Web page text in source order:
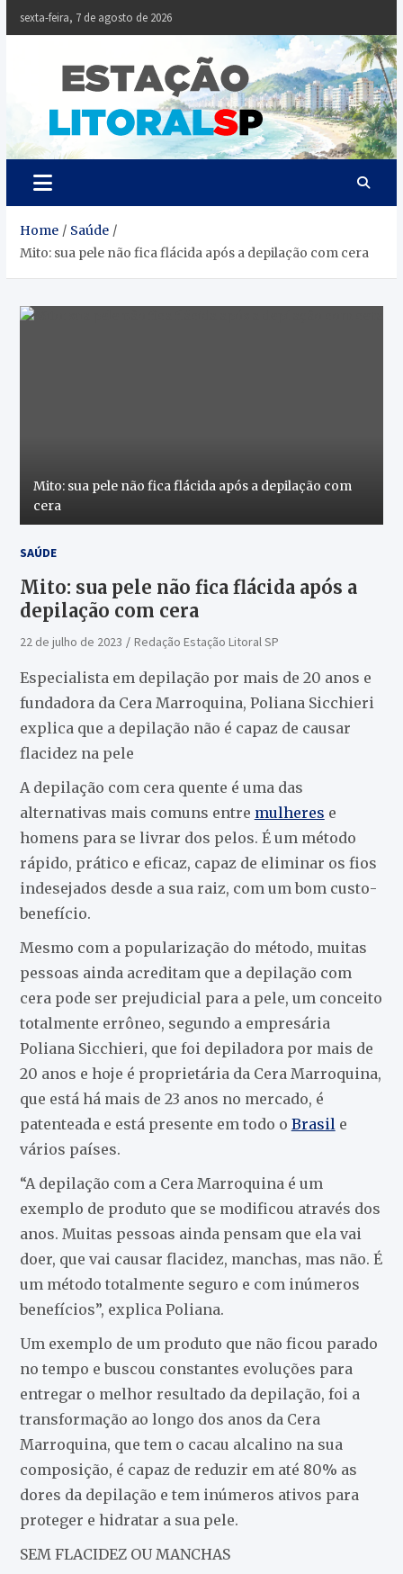
sexta-feira, 7 de agosto de 2026
Litoral
Notícias da
Baixada Santista
Home
Saúde
Mito: sua pele não fica flácida após a depilação com cera
Mito: sua pele não fica flácida após a depilação com
cera
SAÚDE
Mito: sua pele não fica flácida após a
depilação com cera
22 de julho de 2023 Redação Estação Litoral SP
Especialista em depilação por mais de 20 anos e
fundadora da Cera Marroquina, Poliana Sicchieri
explica que a depilação não é capaz de causar
flacidez na pele
A depilação com cera quente é uma das
alternativas mais comuns entre mulheres e
homens para se livrar dos pelos. É um método
rápido, prático e eficaz, capaz de eliminar os fios
indesejados desde a sua raiz, com um bom custo-
benefício.
Mesmo com a popularização do método, muitas
pessoas ainda acreditam que a depilação com
cera pode ser prejudicial para a pele, um conceito
totalmente errôneo, segundo a empresária
Poliana Sicchieri, que foi depiladora por mais de
20 anos e hoje é proprietária da Cera Marroquina,
que está há mais de 23 anos no mercado, é
patenteada e está presente em todo o Brasil e
vários países.
“A depilação com a Cera Marroquina é um
exemplo de produto que se modificou através dos
anos. Muitas pessoas ainda pensam que ela vai
doer, que vai causar flacidez, manchas, mas não. É
um método totalmente seguro e com inúmeros
benefícios”, explica Poliana.
Um exemplo de um produto que não ficou parado
no tempo e buscou constantes evoluções para
entregar o melhor resultado da depilação, foi a
transformação ao longo dos anos da Cera
Marroquina, que tem o cacau alcalino na sua
composição, é capaz de reduzir em até 80% as
dores da depilação e tem inúmeros ativos para
proteger e hidratar a sua pele.
SEM FLACIDEZ OU MANCHAS